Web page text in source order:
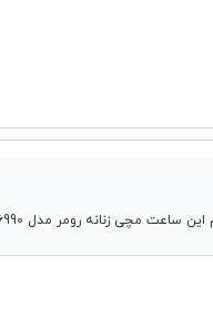
و اینکه آیا می تونم اینم با نصف نقد و مابقی طی دوچک خرید کنم؟